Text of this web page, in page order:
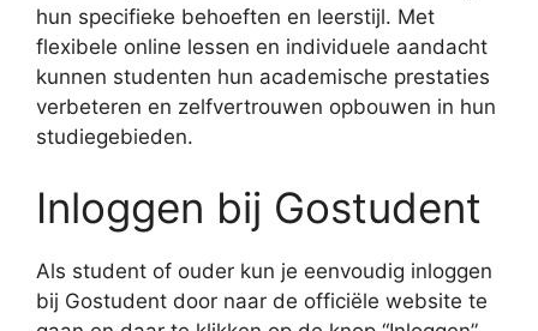
hun specifieke behoeften en leerstijl. Met
flexibele online lessen en individuele aandacht
kunnen studenten hun academische prestaties
verbeteren en zelfvertrouwen opbouwen in hun
studiegebieden.
Inloggen bij Gostudent
Als student of ouder kun je eenvoudig inloggen
bij Gostudent door naar de officiële website te